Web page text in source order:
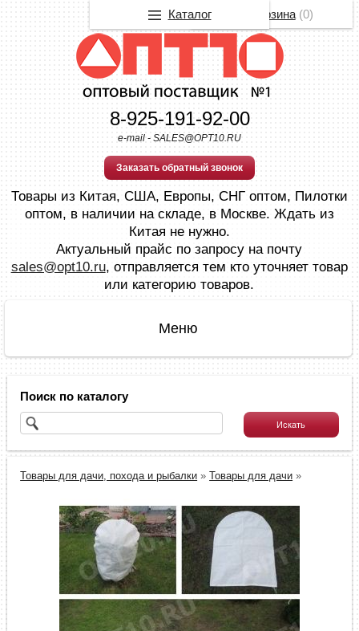
8-925-191-92-00
e-mail - SALES@OPT10.RU
Заказать обратный звонок
Товары из Китая, США, Европы, СНГ оптом, Пилотки
оптом, в наличии на складе, в Москве. Ждать из
Китая не нужно.
Актуальный прайс по запросу на почту
sales@opt10.ru, отправляется тем кто уточняет товар
или категорию товаров.
Поиск по каталогу
Товары для дачи, похода и рыбалки »Товары для дачи »
Корзина(0)
Каталог